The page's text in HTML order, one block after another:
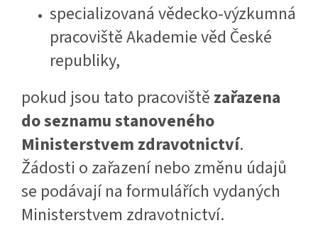
specializovaná vědecko-výzkumná
pracoviště Akademie věd České
republiky,
pokud jsou tato pracoviště zařazena
do seznamu stanoveného
Ministerstvem zdravotnictví.
Žádosti o zařazení nebo změnu údajů
se podávají na formulářích vydaných
Ministerstvem zdravotnictví.